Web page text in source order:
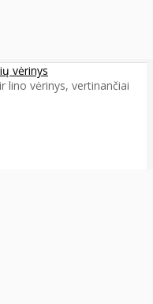
vėrinys
lino vėrinys, vertinančiai